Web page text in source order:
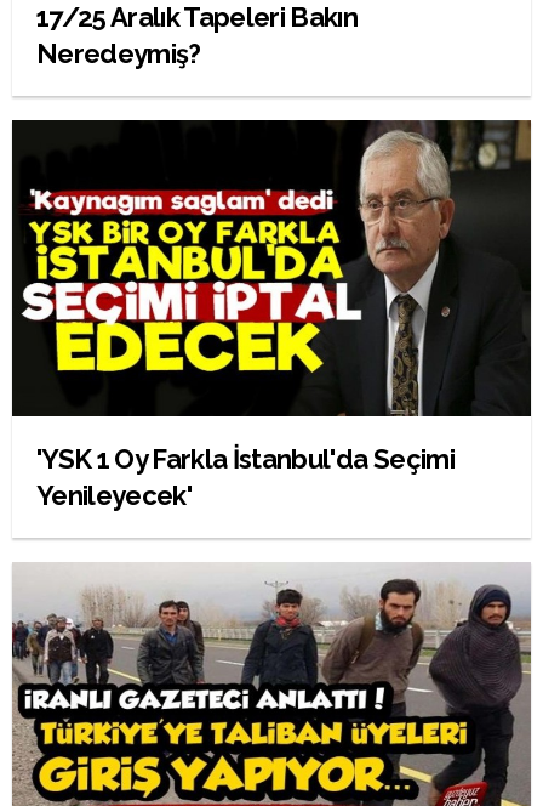
17/25 Aralık Tapeleri Bakın
Neredeymiş?
'YSK 1 Oy Farkla İstanbul'da Seçimi
Yenileyecek'